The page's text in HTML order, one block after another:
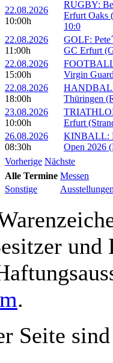
22.08.2026
10:00h
RUGBY:
Erfurt Oaks
10:0
22.08.2026
11:00h
GOLF:
GC Erfurt
22.08.2026
15:00h
Virgin
22.08.2026
18:00h
Thüringen
23.08.2026
10:00h
Erfurt
26.08.2026
08:30h
KINBALL:
Open 2026
Vorherige Nächste
Alle Termine Messen
Sonstige
und
.
Seite